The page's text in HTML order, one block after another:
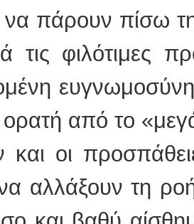
πάρουν πίσω
φιλότιμες
ορατή από το
και οι
αλλάξουν τη